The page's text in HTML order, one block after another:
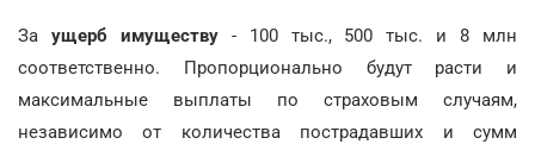
За ущерб имуществу- 100 тыс., 500 тыс. и 8 млн
соответственно. Пропорционально будут расти и
максимальные выплаты по страховым случаям,
независимо от количества пострадавших и сумм